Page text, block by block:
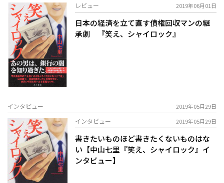
レビュー 2019年06月01日
日本の経済を立て直す債権回収マンの継
承劇 『笑え、シャイロック』
インタビュー 2019年05月29日
インタビュー 2019年05月29日
書きたいものほど書きたくないものはな
い【中山七里『笑え、シャイロック』イ
ンタビュー】